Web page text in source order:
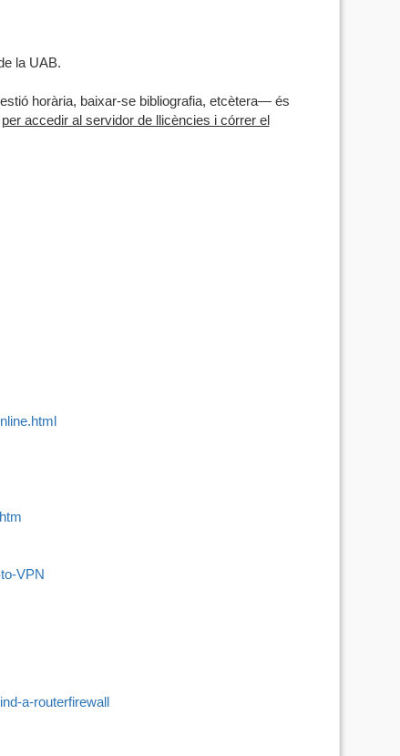
la UAB.
horària, baixar-se bibliografia, etcètera— és
per accedir al servidor de llicències i córrer el
VPN
a-routerfirewall